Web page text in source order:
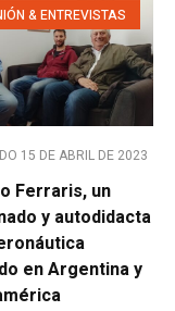
& ENTREVISTAS
15 DE ABRIL DE 2023
Ferraris, un
y autodidacta
en Argentina y